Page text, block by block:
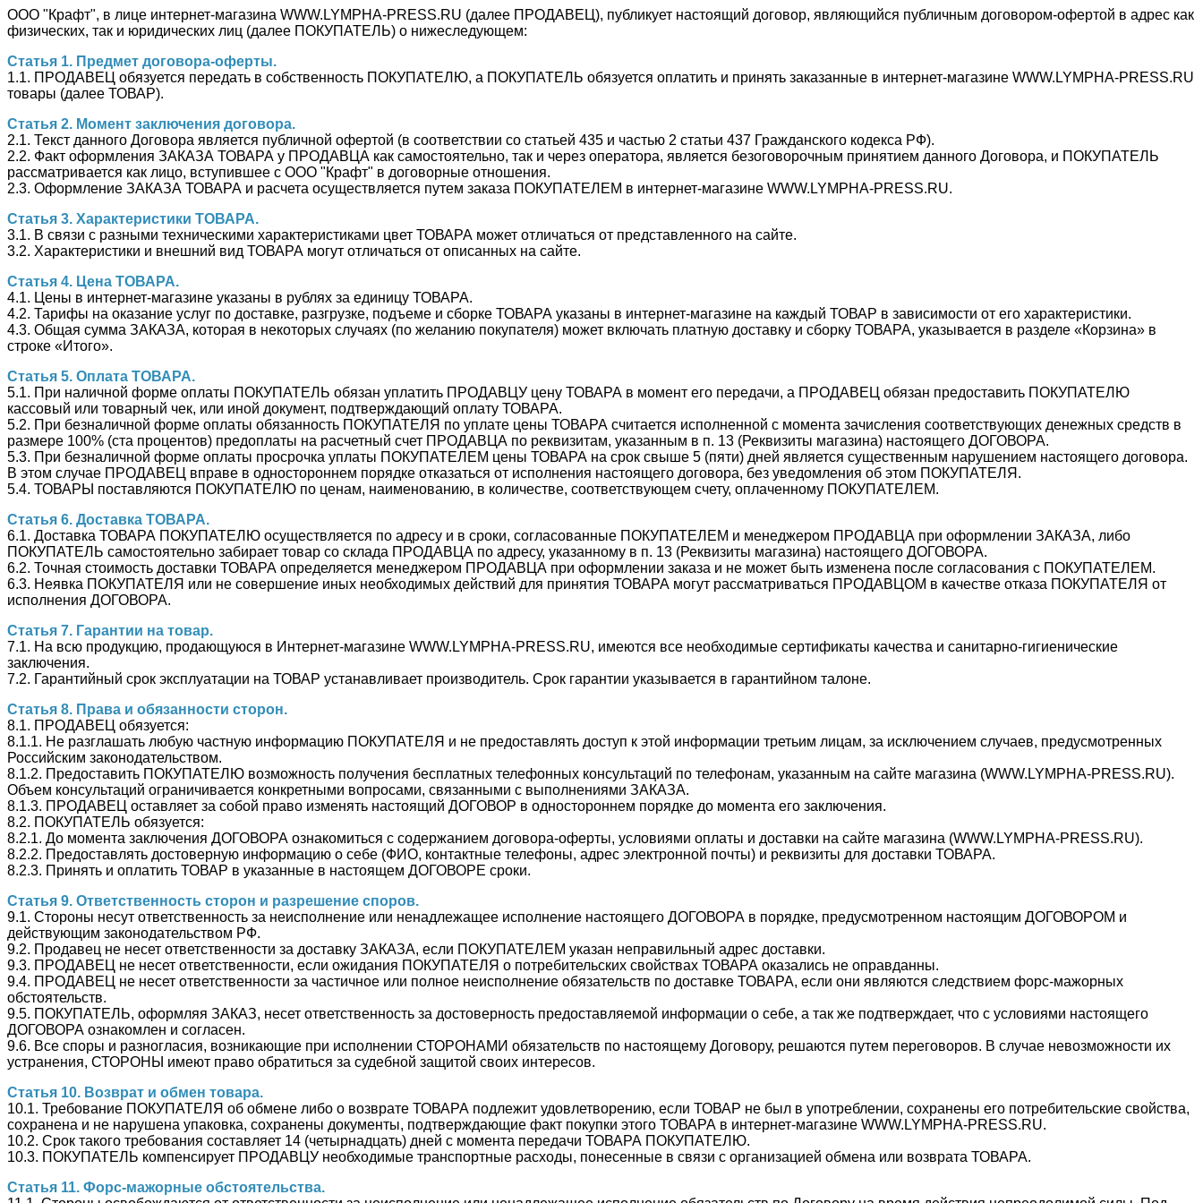
ООО "Крафт", в лице интернет-магазина WWW.LYMPHA-PRESS.RU (далее ПРОДАВЕЦ), публикует настоящий договор, являющийся публичным договором-офертой в адрес как
физических, так и юридических лиц (далее ПОКУПАТЕЛЬ) о нижеследующем:
Статья 1. Предмет договора-оферты.
1.1. ПРОДАВЕЦ обязуется передать в собственность ПОКУПАТЕЛЮ, а ПОКУПАТЕЛЬ обязуется оплатить и принять заказанные в интернет-магазине WWW.LYMPHA-PRESS.RU
товары (далее ТОВАР).
Статья 2. Момент заключения договора.
2.1. Текст данного Договора является публичной офертой (в соответствии со статьей 435 и частью 2 статьи 437 Гражданского кодекса РФ).
2.2. Факт оформления ЗАКАЗА ТОВАРА у ПРОДАВЦА как самостоятельно, так и через оператора, является безоговорочным принятием данного Договора, и ПОКУПАТЕЛЬ
рассматривается как лицо, вступившее с ООО "Крафт" в договорные отношения.
2.3. Оформление ЗАКАЗА ТОВАРА и расчета осуществляется путем заказа ПОКУПАТЕЛЕМ в интернет-магазине WWW.LYMPHA-PRESS.RU.
Статья 3. Характеристики ТОВАРА.
3.1. В связи с разными техническими характеристиками цвет ТОВАРА может отличаться от представленного на сайте.
3.2. Характеристики и внешний вид ТОВАРА могут отличаться от описанных на сайте.
Статья 4. Цена ТОВАРА.
4.1. Цены в интернет-магазине указаны в рублях за единицу ТОВАРА.
4.2. Тарифы на оказание услуг по доставке, разгрузке, подъеме и сборке ТОВАРА указаны в интернет-магазине на каждый ТОВАР в зависимости от его характеристики.
4.3. Общая сумма ЗАКАЗА, которая в некоторых случаях (по желанию покупателя) может включать платную доставку и сборку ТОВАРА, указывается в разделе «Корзина» в
строке «Итого».
Статья 5. Оплата ТОВАРА.
5.1. При наличной форме оплаты ПОКУПАТЕЛЬ обязан уплатить ПРОДАВЦУ цену ТОВАРА в момент его передачи, а ПРОДАВЕЦ обязан предоставить ПОКУПАТЕЛЮ
кассовый или товарный чек, или иной документ, подтверждающий оплату ТОВАРА.
5.2. При безналичной форме оплаты обязанность ПОКУПАТЕЛЯ по уплате цены ТОВАРА считается исполненной с момента зачисления соответствующих денежных средств в
размере 100% (ста процентов) предоплаты на расчетный счет ПРОДАВЦА по реквизитам, указанным в п. 13 (Реквизиты магазина) настоящего ДОГОВОРА.
5.3. При безналичной форме оплаты просрочка уплаты ПОКУПАТЕЛЕМ цены ТОВАРА на срок свыше 5 (пяти) дней является существенным нарушением настоящего договора.
В этом случае ПРОДАВЕЦ вправе в одностороннем порядке отказаться от исполнения настоящего договора, без уведомления об этом ПОКУПАТЕЛЯ.
5.4. ТОВАРЫ поставляются ПОКУПАТЕЛЮ по ценам, наименованию, в количестве, соответствующем счету, оплаченному ПОКУПАТЕЛЕМ.
Статья 6. Доставка ТОВАРА.
6.1. Доставка ТОВАРА ПОКУПАТЕЛЮ осуществляется по адресу и в сроки, согласованные ПОКУПАТЕЛЕМ и менеджером ПРОДАВЦА при оформлении ЗАКАЗА, либо
ПОКУПАТЕЛЬ самостоятельно забирает товар со склада ПРОДАВЦА по адресу, указанному в п. 13 (Реквизиты магазина) настоящего ДОГОВОРА.
6.2. Точная стоимость доставки ТОВАРА определяется менеджером ПРОДАВЦА при оформлении заказа и не может быть изменена после согласования с ПОКУПАТЕЛЕМ.
6.3. Неявка ПОКУПАТЕЛЯ или не совершение иных необходимых действий для принятия ТОВАРА могут рассматриваться ПРОДАВЦОМ в качестве отказа ПОКУПАТЕЛЯ от
исполнения ДОГОВОРА.
Статья 7. Гарантии на товар.
7.1. На всю продукцию, продающуюся в Интернет-магазине WWW.LYMPHA-PRESS.RU, имеются все необходимые сертификаты качества и санитарно-гигиенические
заключения.
7.2. Гарантийный срок эксплуатации на ТОВАР устанавливает производитель. Срок гарантии указывается в гарантийном талоне.
Статья 8. Права и обязанности сторон.
8.1. ПРОДАВЕЦ обязуется:
8.1.1. Не разглашать любую частную информацию ПОКУПАТЕЛЯ и не предоставлять доступ к этой информации третьим лицам, за исключением случаев, предусмотренных
Российским законодательством.
8.1.2. Предоставить ПОКУПАТЕЛЮ возможность получения бесплатных телефонных консультаций по телефонам, указанным на сайте магазина (WWW.LYMPHA-PRESS.RU).
Объем консультаций ограничивается конкретными вопросами, связанными с выполнениями ЗАКАЗА.
8.1.3. ПРОДАВЕЦ оставляет за собой право изменять настоящий ДОГОВОР в одностороннем порядке до момента его заключения.
8.2. ПОКУПАТЕЛЬ обязуется:
8.2.1. До момента заключения ДОГОВОРА ознакомиться с содержанием договора-оферты, условиями оплаты и доставки на сайте магазина (WWW.LYMPHA-PRESS.RU).
8.2.2. Предоставлять достоверную информацию о себе (ФИО, контактные телефоны, адрес электронной почты) и реквизиты для доставки ТОВАРА.
8.2.3. Принять и оплатить ТОВАР в указанные в настоящем ДОГОВОРЕ сроки.
Статья 9. Ответственность сторон и разрешение споров.
9.1. Стороны несут ответственность за неисполнение или ненадлежащее исполнение настоящего ДОГОВОРА в порядке, предусмотренном настоящим ДОГОВОРОМ и
действующим законодательством РФ.
9.2. Продавец не несет ответственности за доставку ЗАКАЗА, если ПОКУПАТЕЛЕМ указан неправильный адрес доставки.
9.3. ПРОДАВЕЦ не несет ответственности, если ожидания ПОКУПАТЕЛЯ о потребительских свойствах ТОВАРА оказались не оправданны.
9.4. ПРОДАВЕЦ не несет ответственности за частичное или полное неисполнение обязательств по доставке ТОВАРА, если они являются следствием форс-мажорных
обстоятельств.
9.5. ПОКУПАТЕЛЬ, оформляя ЗАКАЗ, несет ответственность за достоверность предоставляемой информации о себе, а так же подтверждает, что с условиями настоящего
ДОГОВОРА ознакомлен и согласен.
9.6. Все споры и разногласия, возникающие при исполнении СТОРОНАМИ обязательств по настоящему Договору, решаются путем переговоров. В случае невозможности их
устранения, СТОРОНЫ имеют право обратиться за судебной защитой своих интересов.
Статья 10. Возврат и обмен товара.
10.1. Требование ПОКУПАТЕЛЯ об обмене либо о возврате ТОВАРА подлежит удовлетворению, если ТОВАР не был в употреблении, сохранены его потребительские свойства,
сохранена и не нарушена упаковка, сохранены документы, подтверждающие факт покупки этого ТОВАРА в интернет-магазине WWW.LYMPHA-PRESS.RU.
10.2. Срок такого требования составляет 14 (четырнадцать) дней с момента передачи ТОВАРА ПОКУПАТЕЛЮ.
10.3. ПОКУПАТЕЛЬ компенсирует ПРОДАВЦУ необходимые транспортные расходы, понесенные в связи с организацией обмена или возврата ТОВАРА.
Статья 11. Форс-мажорные обстоятельства.